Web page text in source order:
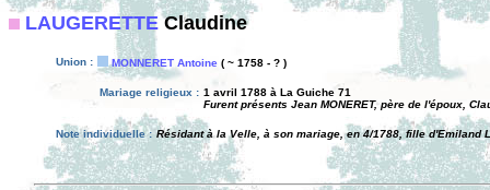
LAUGERETTEClaudine
Union : MONNERET Antoine ( ~ 1758 - ? )
Mariage religieux : 1 avril 1788 à La Guiche 71
Furent présents Jean MONERET, père de l'époux,
Note individuelle : Résidant à la Velle, à son mariage, en 4/1788, fille d'Emiland